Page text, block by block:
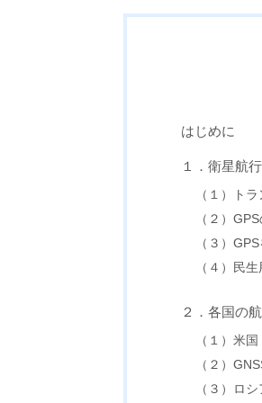
はじめに
１．衛星航
（１）ト
（２）
（３）
（４）民
２．各国の
（１）米国
（２）
（３）ロシ